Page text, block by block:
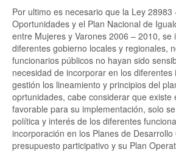
Por ultimo es necesario que la Ley
Oportunidades y el Plan Nacional de
entre Mujeres y Varones 2006 – 2010, se
diferentes gobierno locales y regionales,
funcionarios públicos no hayan sido
necesidad de incorporar en los diferentes
gestión los lineamiento y principios del
oprtunidades, cabe considerar que existe
favorable para su implementación, solo
política y interés de los diferentes
incorporación en los Planes de Desarrollo
presupuesto participativo y su Plan